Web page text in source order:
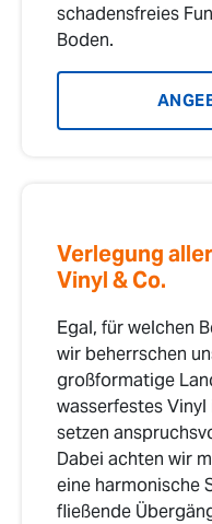
schadensfreies
Boden.
Verlegung
Vinyl & Co.
Egal, für welchen
wir beherrschen
großformatige
wasserfestes
setzen
Dabei achten wir
eine harmonische
fließende